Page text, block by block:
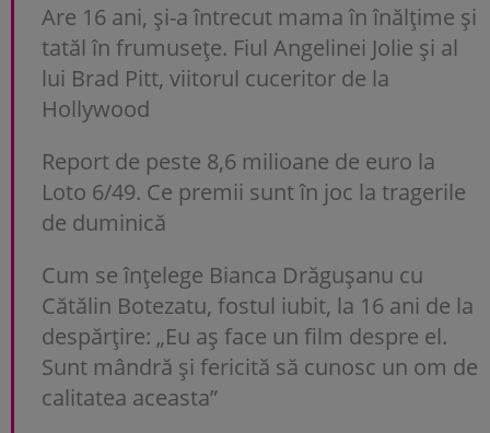
Are 16 ani, și-a întrecut mama în înălțime și
tatăl în frumusețe. Fiul Angelinei Jolie și al
lui Brad Pitt, viitorul cuceritor de la
Hollywood
Report de peste 8,6 milioane de euro la
Loto 6/49. Ce premii sunt în joc la tragerile
de duminică
Cum se înțelege Bianca Drăgușanu cu
Cătălin Botezatu, fostul iubit, la 16 ani de la
despărțire: „Eu aș face un film despre el.
Sunt mândră și fericită să cunosc un om de
calitatea aceasta”